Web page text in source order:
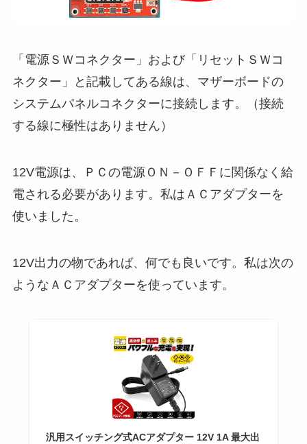
「電源ＳＷコネクター」および「リセットＳＷコ
ネクター」と記載してある線は、マザーボードの
システムパネルコネクターに接続します。
（接続
する線に極性はありません）
12V電源は、ＰＣの電源ＯＮ－ＯＦＦに関係なく給
電される必要があります。私はＡＣアダプターを
使いました。
12V出力の物であれば、何でも良いです。私は次の
ようなＡＣアダプターを使っています。
汎用スイッチング式ACアダプター 12V 1A 最大出